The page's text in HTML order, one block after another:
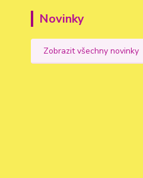
Novinky
Zobrazit všechny novinky